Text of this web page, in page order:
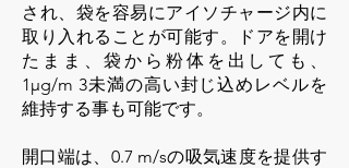
され、袋を容易にアイソチャージ内に
取り入れることが可能す。ドアを開け
たまま、袋から粉体を出しても、
1μg/m 3未満の高い封じ込めレベルを
維持する事も可能です。
開口端は、0.7 m/sの吸気速度を提供す